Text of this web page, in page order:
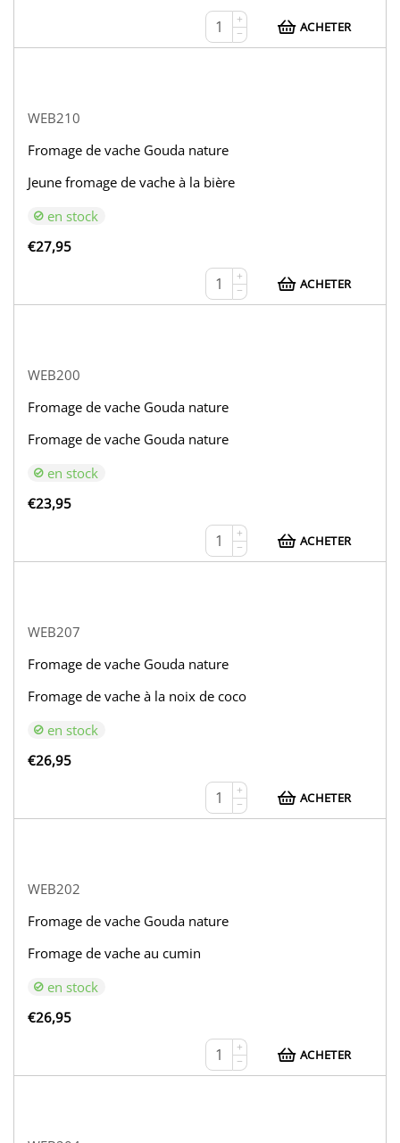
+
−
ACHETER
WEB210
Fromage de vache Gouda nature
Jeune fromage de vache à la bière
en stock
€27,95
+
−
ACHETER
WEB200
Fromage de vache Gouda nature
Fromage de vache Gouda nature
en stock
€23,95
+
−
ACHETER
WEB207
Fromage de vache Gouda nature
Fromage de vache à la noix de coco
en stock
€26,95
+
−
ACHETER
WEB202
Fromage de vache Gouda nature
Fromage de vache au cumin
en stock
€26,95
+
−
ACHETER